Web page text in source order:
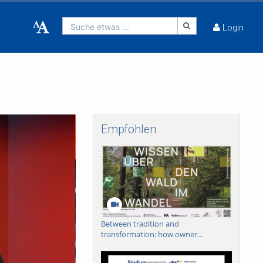
Suche etwas ... Login
Empfohlen
Between tradition and
transformation: how owner...